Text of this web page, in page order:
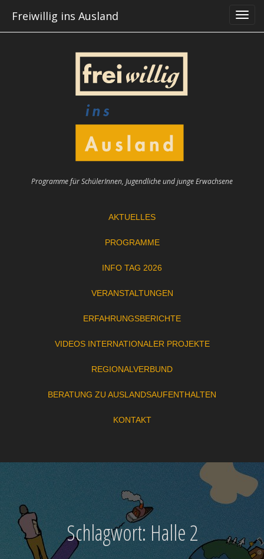
Freiwillig ins Ausland
Programme für SchülerInnen, Jugendliche und junge Erwachsene
AKTUELLES
PROGRAMME
INFO TAG 2026
VERANSTALTUNGEN
ERFAHRUNGSBERICHTE
VIDEOS INTERNATIONALER PROJEKTE
REGIONALVERBUND
BERATUNG ZU AUSLANDSAUFENTHALTEN
KONTAKT
Schlagwort: Halle 2